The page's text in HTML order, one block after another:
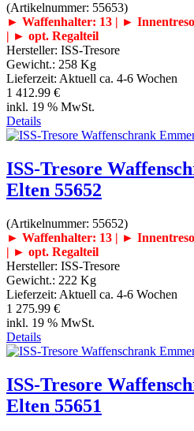
(Artikelnummer: 55653)
► Waffenhalter: 13 | ►
| ► opt. Regalteil
Hersteller: ISS-Tresore
Gewicht.: 258 Kg
Lieferzeit: Aktuell ca. 4-6 Wochen
1 412.99 €
inkl. 19 % MwSt.
Details
ISS-Tresore
Elten 55652
(Artikelnummer: 55652)
► Waffenhalter: 13 | ►
| ► opt. Regalteil
Hersteller: ISS-Tresore
Gewicht.: 222 Kg
Lieferzeit: Aktuell ca. 4-6 Wochen
1 275.99 €
inkl. 19 % MwSt.
Details
ISS-Tresore
Elten 55651